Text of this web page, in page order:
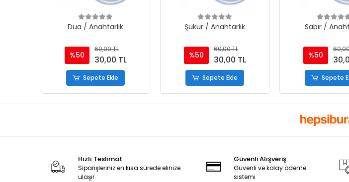
Dua / Anahtarlık
%50
60,00 TL
30,00 TL
Sepete Ekle
Şükür / Anahtarlık
%50
60,00 TL
30,00 TL
Sepete Ekle
Sabır /
%50
Sepete
Hızlı Teslimat
Siparişleriniz en kısa sürede elinize
ulaşır.
Güvenli Alışveriş
Güvenli ve kolay ödeme
sistemi